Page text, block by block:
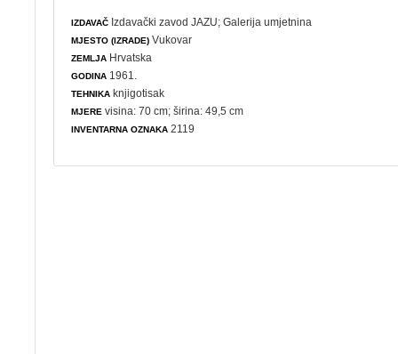
IZDAVAČ Izdavački zavod JAZU;Galerija umjetnina
MJESTO (IZRADE) Vukovar
ZEMLJA Hrvatska
GODINA 1961.
TEHNIKA knjigotisak
MJERE visina: 70 cm; širina: 49,5 cm
INVENTARNA OZNAKA 2119